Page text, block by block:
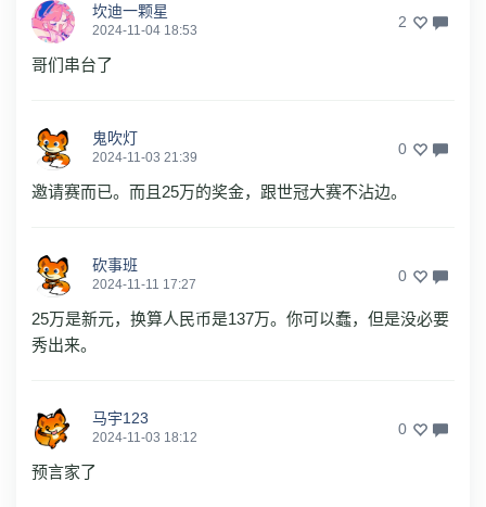
坎迪一颗星
2024-11-04 18:53 2
哥们串台了
鬼吹灯
2024-11-03 21:39 0
邀请赛而已。而且25万的奖金，跟世冠大赛不沾边。
砍事班
2024-11-11 17:27 0
25万是新元，换算人民币是137万。你可以蠢，但是没必要
秀出来。
马宇123
2024-11-03 18:12 0
预言家了